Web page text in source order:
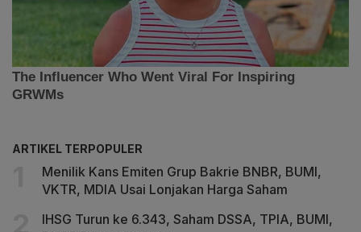
ARTIKEL TERPOPULER
Menilik Kans Emiten Grup Bakrie BNBR, BUMI,
VKTR, MDIA Usai Lonjakan Harga Saham
IHSG Turun ke 6.343, Saham DSSA, TPIA, BUMI,